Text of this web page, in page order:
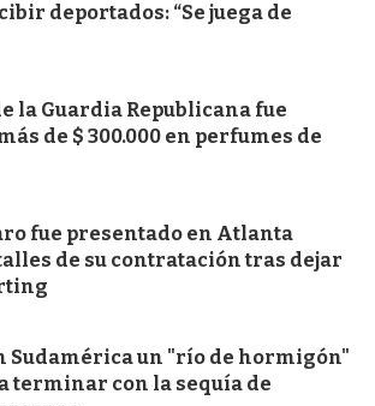
deportados: “Se juega de
la Guardia Republicana fue
de $ 300.000 en perfumes de
fue presentado en Atlanta
de su contratación tras dejar
Sudamérica un "río de hormigón"
terminar con la sequía de